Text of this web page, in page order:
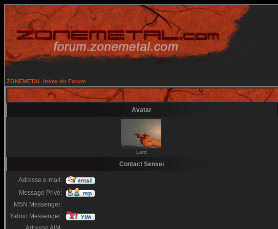
ZONEMETAL Index du Forum
Avatar
Lord
Contact Sensei
Adresse e-mail:
Message Privé:
MSN Messenger:
Yahoo Messenger: